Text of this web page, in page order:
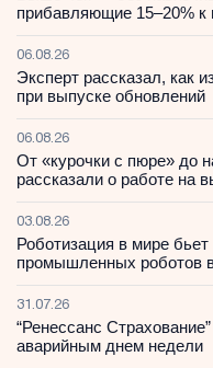
прибавляющие 15–20% к
06.08.26
Эксперт рассказал, как
при выпуске обновлений
06.08.26
От «курочки с пюре» до
рассказали о работе на
03.08.26
Роботизация в мире
промышленных роботов
31.07.26
“Ренессанс
аварийным днем недели